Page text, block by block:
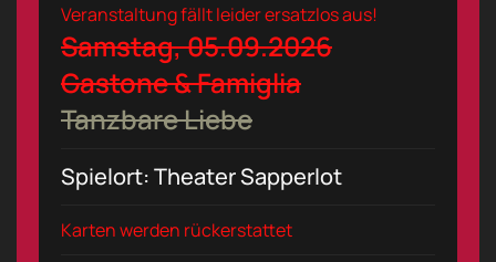
Veranstaltung fällt leider ersatzlos aus!
Samstag, 05.09.2026
Gastone & Famiglia
Tanzbare Liebe
Spielort: Theater Sapperlot
Karten werden rückerstattet